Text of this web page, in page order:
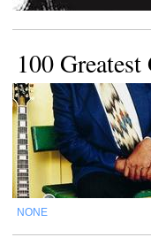
100
NONE